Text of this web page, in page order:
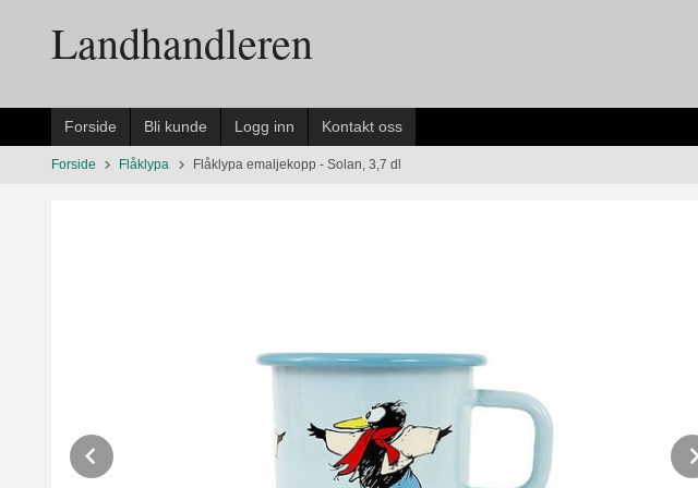
innholdetLandhandleren
Forside Bli kunde Logg inn Kontakt oss
Forside Flåklypa Flåklypa emaljekopp - Solan, 3,7 dl